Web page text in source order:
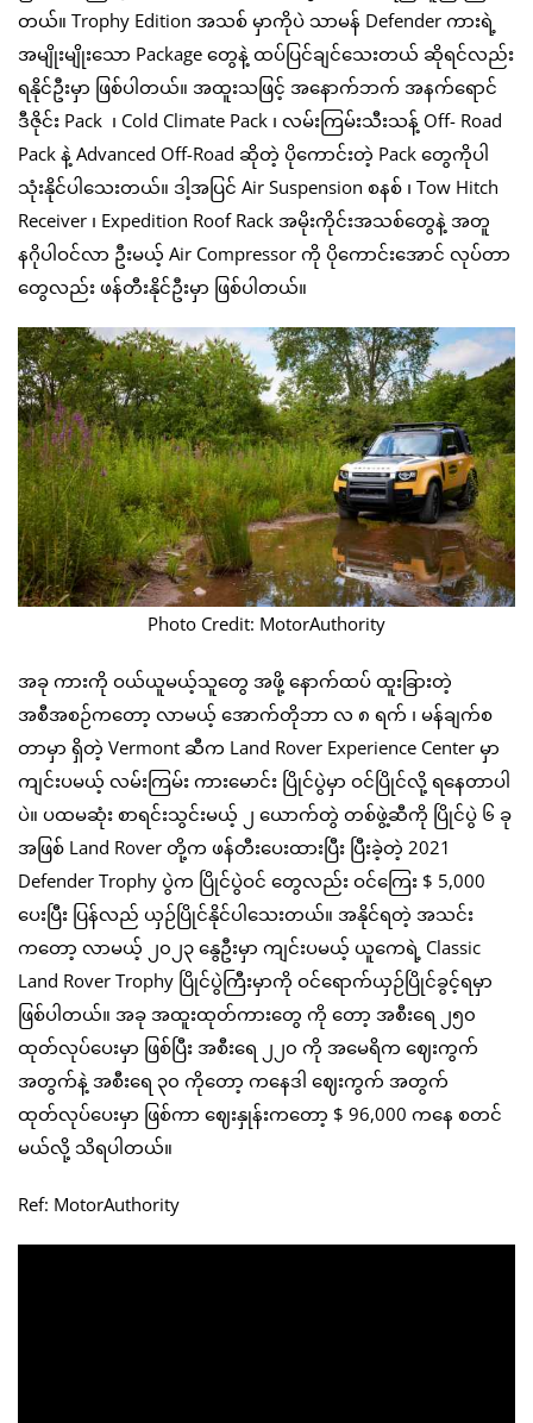
တယ်။ Trophy Edition အသစ် မှာကိုပဲ သာမန် Defender ကားရဲ့
အမျိုးမျိုးသော Package တွေနဲ့ ထပ်ပြင်ချင်သေးတယ် ဆိုရင်လည်း
ရနိုင်ဦးမှာ ဖြစ်ပါတယ်။ အထူးသဖြင့် အနောက်ဘက် အနက်ရောင်
ဒီဇိုင်း Pack ၊ Cold Climate Pack ၊ လမ်းကြမ်းသီးသန့် Off- Road
Pack နဲ့ Advanced Off-Road ဆိုတဲ့ ပိုကောင်းတဲ့ Pack တွေကိုပါ
သုံးနိုင်ပါသေးတယ်။ ဒါ့အပြင် Air Suspension စနစ် ၊ Tow Hitch
Receiver ၊ Expedition Roof Rack အမိုးကိုင်းအသစ်တွေနဲ့ အတူ
နဂိုပါဝင်လာ ဦးမယ့် Air Compressor ကို ပိုကောင်းအောင် လုပ်တာ
တွေလည်း ဖန်တီးနိုင်ဦးမှာ ဖြစ်ပါတယ်။
Photo Credit: MotorAuthority
အခု ကားကို ဝယ်ယူမယ့်သူတွေ အဖို့ နောက်ထပ် ထူးခြားတဲ့
အစီအစဉ်ကတော့ လာမယ့် အောက်တိုဘာ လ ၈ ရက် ၊ မန်ချက်စ
တာမှာ ရှိတဲ့ Vermont ဆီက Land Rover Experience Center မှာ
ကျင်းပမယ့် လမ်းကြမ်း ကားမောင်း ပြိုင်ပွဲမှာ ဝင်ပြိုင်လို့ ရနေတာပါ
ပဲ။ ပထမဆုံး စာရင်းသွင်းမယ့် ၂ ယောက်တွဲ တစ်ဖွဲ့ဆီကို ပြိုင်ပွဲ ၆ ခု
အဖြစ် Land Rover တို့က ဖန်တီးပေးထားပြီး ပြီးခဲ့တဲ့ 2021
Defender Trophy ပွဲက ပြိုင်ပွဲဝင် တွေလည်း ဝင်ကြေး $ 5,000
ပေးပြီး ပြန်လည် ယှဉ်ပြိုင်နိုင်ပါသေးတယ်။ အနိုင်ရတဲ့ အသင်း
ကတော့ လာမယ့် ၂၀၂၃ နွေဦးမှာ ကျင်းပမယ့် ယူကေရဲ့ Classic
Land Rover Trophy ပြိုင်ပွဲကြီးမှာကို ဝင်ရောက်ယှဉ်ပြိုင်ခွင့်ရမှာ
ဖြစ်ပါတယ်။ အခု အထူးထုတ်ကားတွေ ကို တော့ အစီးရေ ၂၅၀
ထုတ်လုပ်ပေးမှာ ဖြစ်ပြီး အစီးရေ ၂၂၀ ကို အမေရိက ဈေးကွက်
အတွက်နဲ့ အစီးရေ ၃၀ ကိုတော့ ကနေဒါ ဈေးကွက် အတွက်
ထုတ်လုပ်ပေးမှာ ဖြစ်ကာ ဈေးနှုန်းကတော့ $ 96,000 ကနေ စတင်
မယ်လို့ သိရပါတယ်။
Ref: MotorAuthority